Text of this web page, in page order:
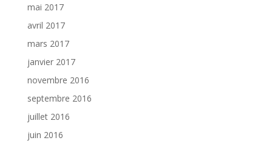
mai 2017
avril 2017
mars 2017
janvier 2017
novembre 2016
septembre 2016
juillet 2016
juin 2016